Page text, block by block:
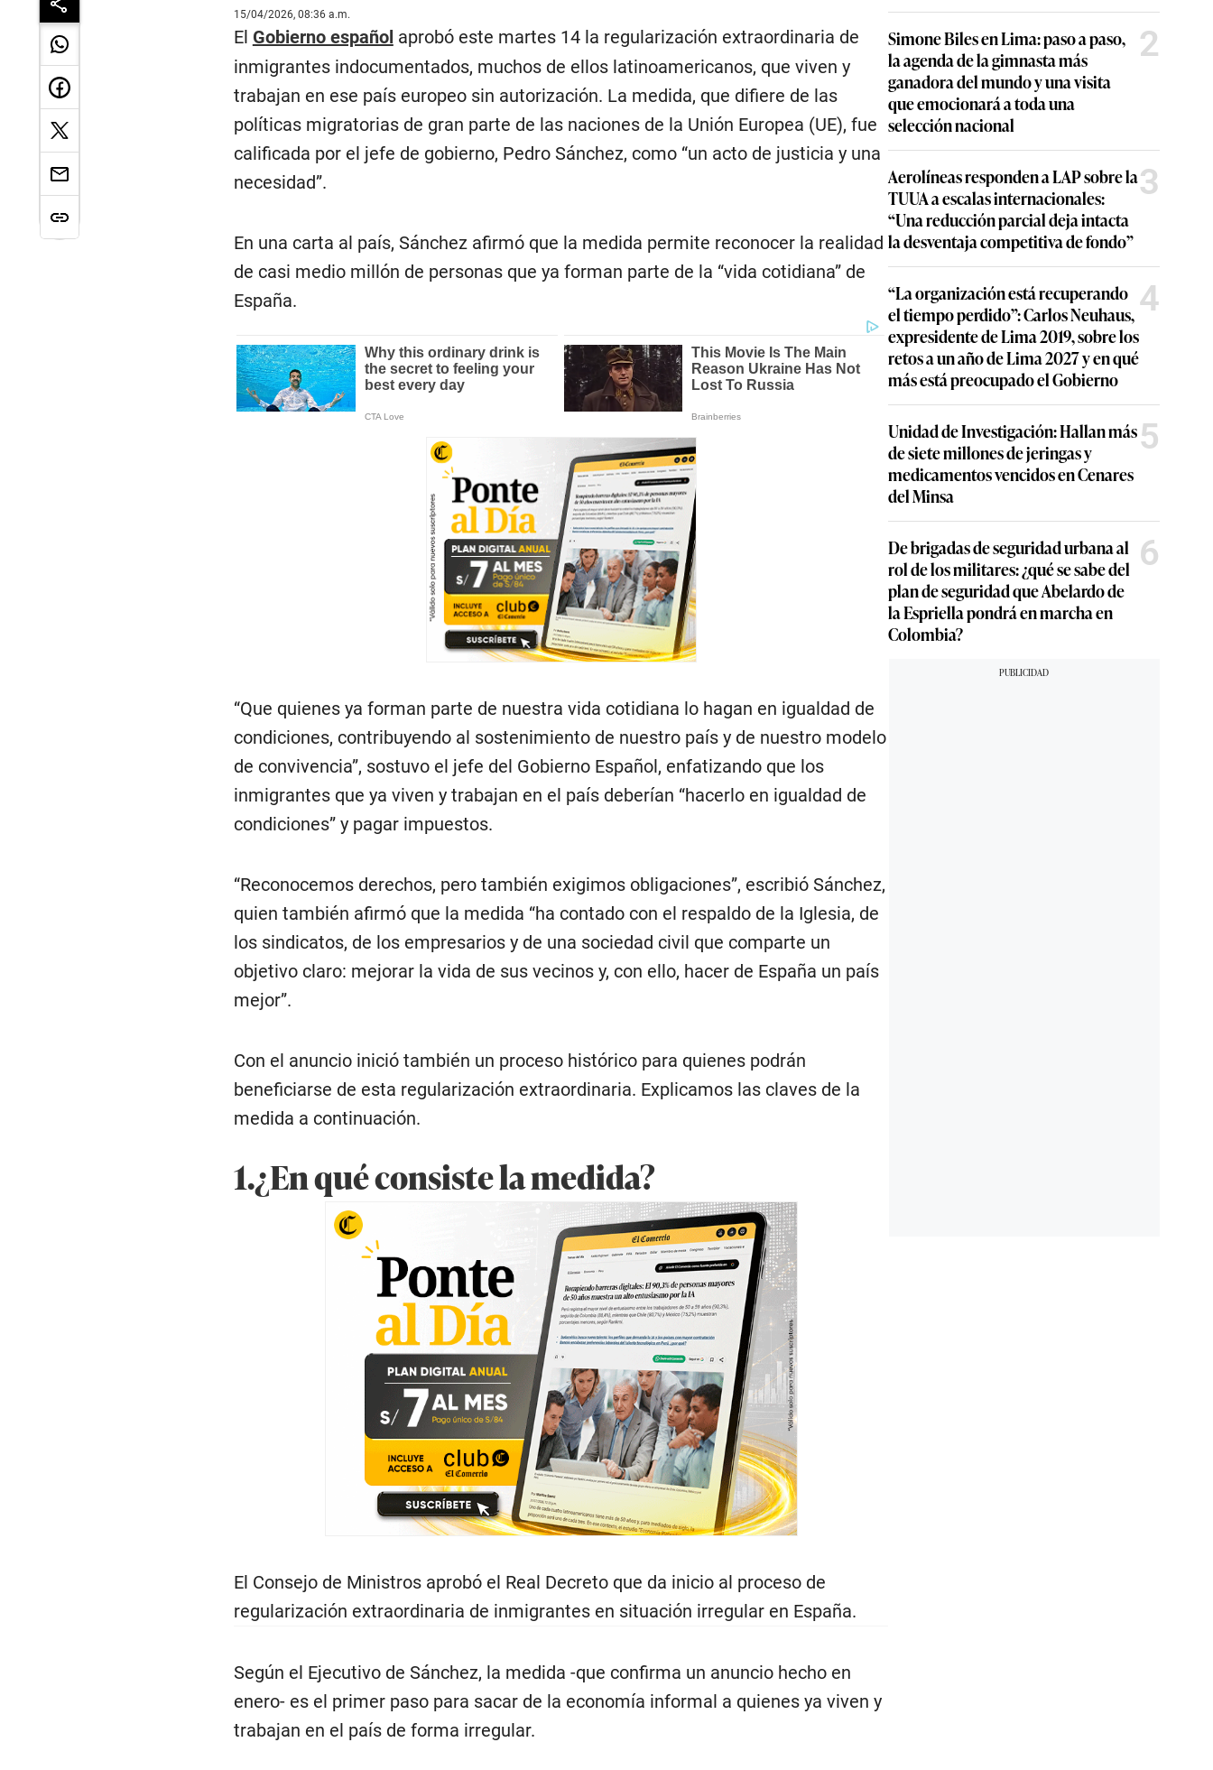
15/04/2026, 08:36 a.m.
El Gobierno español aprobó este martes 14 la regularización extraordinaria de
inmigrantes indocumentados, muchos de ellos latinoamericanos, que viven y
trabajan en ese país europeo sin autorización. La medida, que difiere de las
políticas migratorias de gran parte de las naciones de la Unión Europea (UE), fue
calificada por el jefe de gobierno, Pedro Sánchez, como “un acto de justicia y una
necesidad”.
En una carta al país, Sánchez afirmó que la medida permite reconocer la realidad
de casi medio millón de personas que ya forman parte de la “vida cotidiana” de
España.
“Que quienes ya forman parte de nuestra vida cotidiana lo hagan en igualdad de
condiciones, contribuyendo al sostenimiento de nuestro país y de nuestro modelo
de convivencia”, sostuvo el jefe del Gobierno Español, enfatizando que los
inmigrantes que ya viven y trabajan en el país deberían “hacerlo en igualdad de
condiciones” y pagar impuestos.
“Reconocemos derechos, pero también exigimos obligaciones”, escribió Sánchez,
quien también afirmó que la medida “ha contado con el respaldo de la Iglesia, de
los sindicatos, de los empresarios y de una sociedad civil que comparte un
objetivo claro: mejorar la vida de sus vecinos y, con ello, hacer de España un país
mejor”.
Con el anuncio inició también un proceso histórico para quienes podrán
beneficiarse de esta regularización extraordinaria. Explicamos las claves de la
medida a continuación.
1.¿En qué consiste la medida?
El Consejo de Ministros aprobó el Real Decreto que da inicio al proceso de
regularización extraordinaria de inmigrantes en situación irregular en España.
Según el Ejecutivo de Sánchez, la medida -que confirma un anuncio hecho en
enero- es el primer paso para sacar de la economía informal a quienes ya viven y
trabajan en el país de forma irregular.
Simone Biles en Lima: paso a paso,
la agenda de la gimnasta más
ganadora del mundo y una visita
que emocionará a toda una
selección nacional
2
Aerolíneas responden a LAP sobre la
TUUA a escalas internacionales:
“Una reducción parcial deja intacta
la desventaja competitiva de fondo”
3
“La organización está recuperando
el tiempo perdido”: Carlos Neuhaus,
expresidente de Lima 2019, sobre los
retos a un año de Lima 2027 y en qué
más está preocupado el Gobierno
4
Unidad de Investigación: Hallan más
de siete millones de jeringas y
medicamentos vencidos en Cenares
del Minsa
5
De brigadas de seguridad urbana al
rol de los militares: ¿qué se sabe del
plan de seguridad que Abelardo de
la Espriella pondrá en marcha en
Colombia?
6